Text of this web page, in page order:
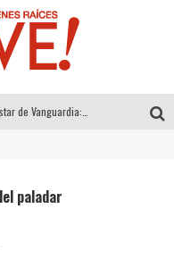
Sector Inmobiliario – recuperación a paso firme
paladar